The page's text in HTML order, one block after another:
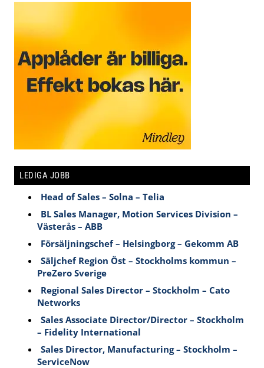
LEDIGA JOBB
Head of Sales – Solna – Telia
BL Sales Manager, Motion Services Division –
Västerås – ABB
Försäljningschef – Helsingborg – Gekomm AB
Säljchef Region Öst – Stockholms kommun –
PreZero Sverige
Regional Sales Director – Stockholm – Cato
Networks
Sales Associate Director/Director – Stockholm
– Fidelity International
Sales Director, Manufacturing – Stockholm –
ServiceNow